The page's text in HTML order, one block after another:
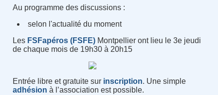
Au programme des discussions :
selon l'actualité du moment
Les FSFapéros (FSFE)Montpellier ont lieu le 3e jeudi
de chaque mois de 19h30 à 20h15
Entrée libre et gratuite sur inscription. Une simple
adhésion à l’association est possible.